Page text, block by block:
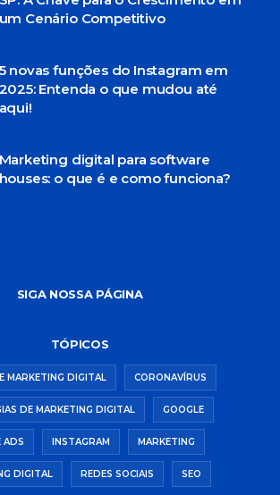
um Cenário Competitivo
5 novas funções do Instagram em
2025: Entenda o que mudou até
aqui!
Marketing digital para software
houses: o que é e como funciona?
SIGA NOSSA PÁGINA
TÓPICOS
MARKETING DIGITAL CORONAVÍRUS
DE MARKETING DIGITAL GOOGLE
ADS INSTAGRAM MARKETING
DIGITAL REDES SOCIAIS SEO